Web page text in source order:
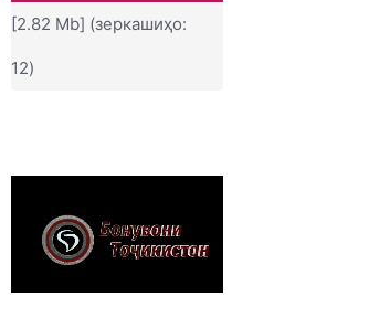
[2.82 Mb] (зеркашиҳо:
12)